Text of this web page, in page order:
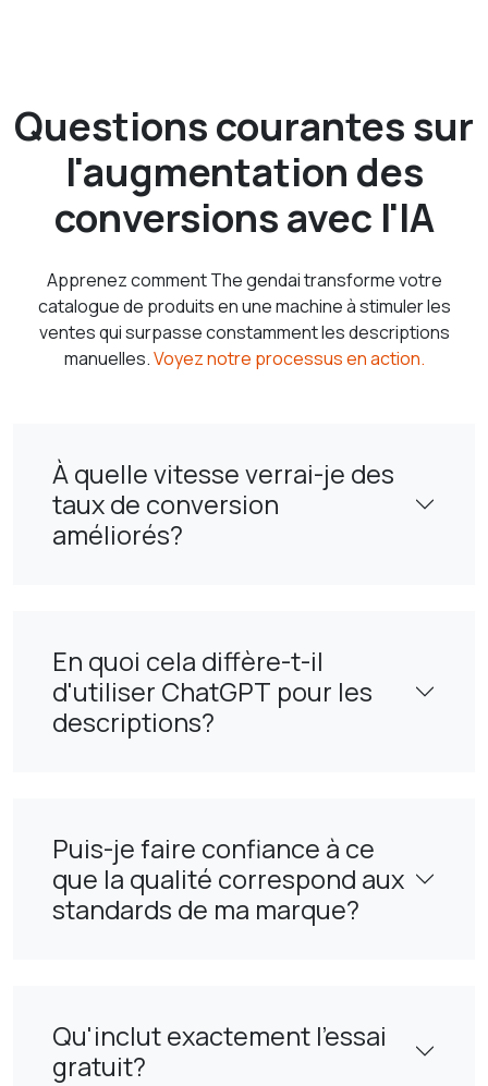
Questions courantes sur
l'augmentation des
conversions avec l'IA
Apprenez comment The gendai transforme votre
catalogue de produits en une machine à stimuler les
ventes qui surpasse constamment les descriptions
manuelles.Voyez notre processus en action.
À quelle vitesse verrai-je des
taux de conversion
améliorés?
En quoi cela diffère-t-il
d'utiliser ChatGPT pour les
descriptions?
Puis-je faire confiance à ce
que la qualité correspond aux
standards de ma marque?
Qu'inclut exactement l'essai
gratuit?